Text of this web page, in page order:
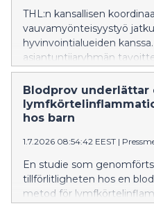
THL:n kansallisen
vauvamyönteisyystyö
hyvinvointialueiden
asiantuntijaryhmän
vauvamyönteistä hoitoa
Blodprov underlättar
hos barn
1.7.2026 08:54:42 EEST |
En studie som
tillförlitligheten hos en
metod för